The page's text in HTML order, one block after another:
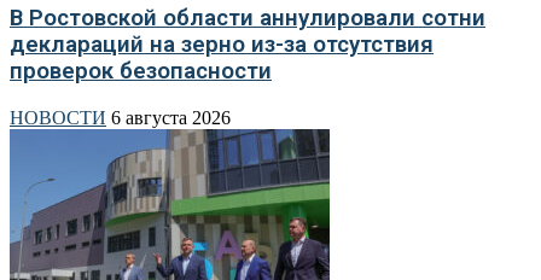
В Ростовской области аннулировали сотни
деклараций на зерно из-за отсутствия
проверок безопасности
НОВОСТИ 6 августа 2026